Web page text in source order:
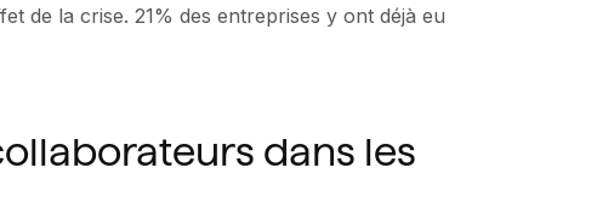
de la crise. 21% des entreprises y ont déjà eu
dans les